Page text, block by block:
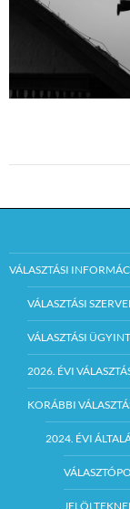
VÁLASZTÁSI
VÁLASZTÁSI
VÁLASZTÁSI
2026. ÉVI
KORÁBBI
2024. ÉVI